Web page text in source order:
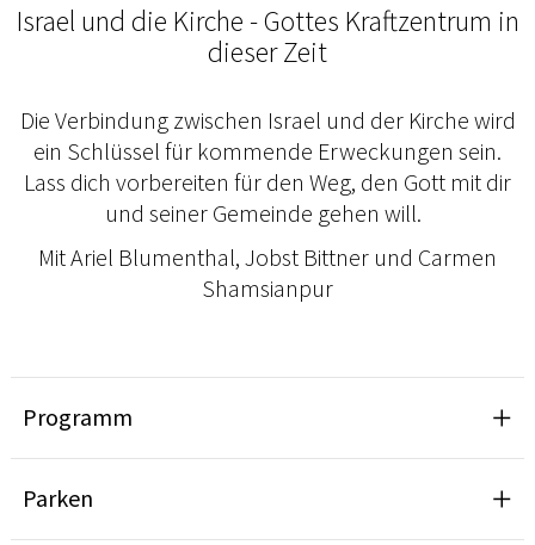
Israel und die Kirche - Gottes Kraftzentrum in
dieser Zeit
Die Verbindung zwischen Israel und der Kirche wird
ein Schlüssel für kommende Erweckungen sein.
Lass dich vorbereiten für den Weg, den Gott mit dir
und seiner Gemeinde gehen will.
Mit Ariel Blumenthal, Jobst Bittner und Carmen
Shamsianpur
Programm
Parken